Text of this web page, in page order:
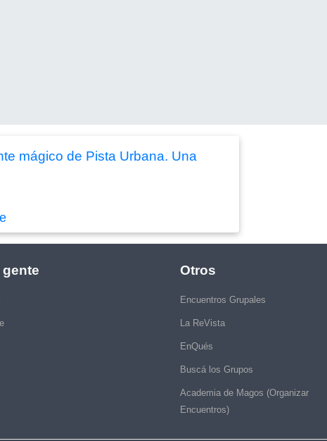
mágico de Pista Urbana. Una
Otros
Encuentros Grupales
La ReVista
EnQués
Buscá los Grupos
Academia de Magos (Organizar
Encuentros)